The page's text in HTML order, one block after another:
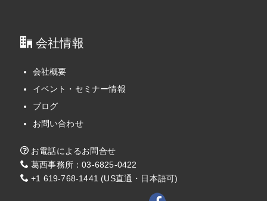
会社情報
会社概要
イベント・セミナー情報
ブログ
お問い合わせ
お電話によるお問合せ
葛西事務所：03-6825-0422
+1 619-768-1441 (US直通・日本語可)